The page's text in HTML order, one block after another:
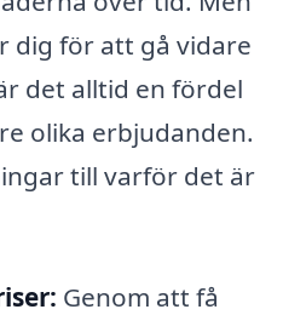
dig för att gå vidare
det alltid en fördel
olika erbjudanden.
till varför det är
Genom att få